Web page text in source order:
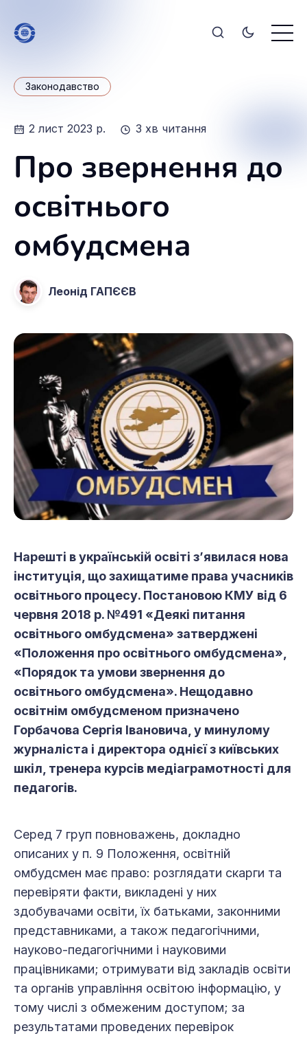
Законодавство
2 лист 2023 р. 3 хв читання
Про звернення до
освітнього
омбудсмена
Леонід ГАПЄЄВ
Нарешті в українській освіті з’явилася нова
інституція, що захищатиме права учасників
освітнього процесу. Постановою КМУ від 6
червня 2018 р. №491 «Деякі питання
освітнього омбудсмена» затверджені
«Положення про освітнього омбудсмена»,
«Порядок та умови звернення до
освітнього омбудсмена». Нещодавно
освітнім омбудсменом призначено
Горбачова Сергія Івановича, у минулому
журналіста і директора однієї з київських
шкіл, тренера курсів медіаграмотності для
педагогів.
Серед 7 груп повноважень, докладно
описаних у п. 9 Положення, освітній
омбудсмен має право: розглядати скарги та
перевіряти факти, викладені у них
здобувачами освіти, їх батьками, законними
представниками, а також педагогічними,
науково-педагогічними і науковими
працівниками; отримувати від закладів освіти
та органів управління освітою інформацію, у
тому числі з обмеженим доступом; за
результатами проведених перевірок